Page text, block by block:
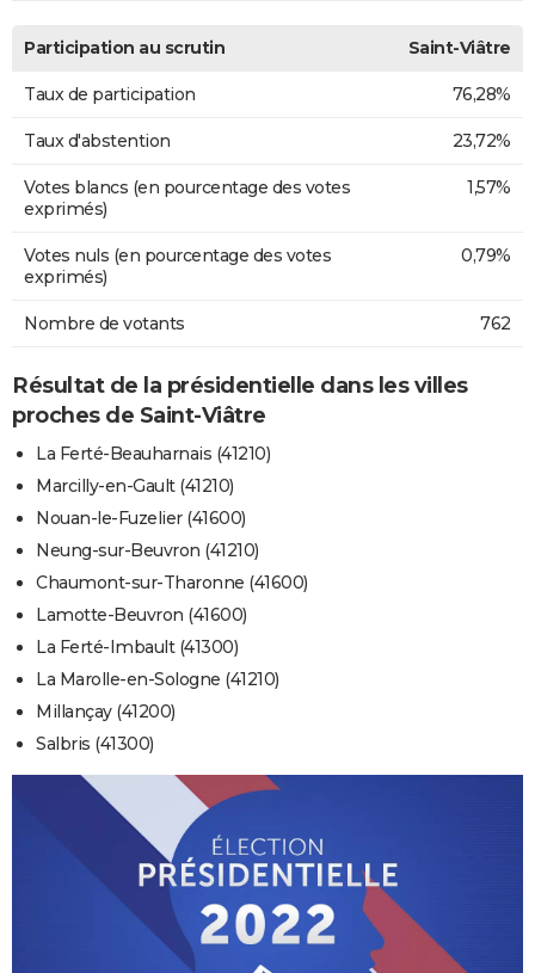
Participation au scrutin Saint-Viâtre
Taux de participation 76,28%
Taux d'abstention 23,72%
Votes blancs (en pourcentage des votes
exprimés)
1,57%
Votes nuls (en pourcentage des votes
exprimés)
0,79%
Nombre de votants 762
Résultat de la présidentielle dans les villes
proches de Saint-Viâtre
La Ferté-Beauharnais (41210)
Marcilly-en-Gault (41210)
Nouan-le-Fuzelier (41600)
Neung-sur-Beuvron (41210)
Chaumont-sur-Tharonne (41600)
Lamotte-Beuvron (41600)
La Ferté-Imbault (41300)
La Marolle-en-Sologne (41210)
Millançay (41200)
Salbris (41300)